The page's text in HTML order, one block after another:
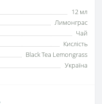
12 мл
Лимонграс
Чай
Кислість
Black Tea Lemongrass
Україна